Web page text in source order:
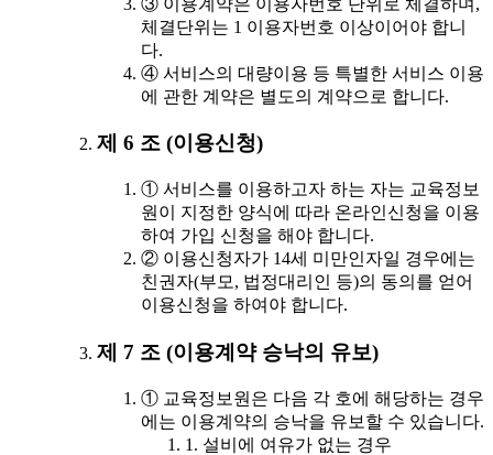
체결단위는 1 이용자번호 이상이어야 합니
다.
④ 서비스의 대량이용 등 특별한 서비스 이용
에 관한 계약은 별도의 계약으로 합니다.
제 6 조 (이용신청)
① 서비스를 이용하고자 하는 자는 교육정보
원이 지정한 양식에 따라 온라인신청을 이용
하여 가입 신청을 해야 합니다.
② 이용신청자가 14세 미만인자일 경우에는
친권자(부모, 법정대리인 등)의 동의를 얻어
이용신청을 하여야 합니다.
제 7 조 (이용계약 승낙의 유보)
① 교육정보원은 다음 각 호에 해당하는 경우
에는 이용계약의 승낙을 유보할 수 있습니다.
1. 설비에 여유가 없는 경우